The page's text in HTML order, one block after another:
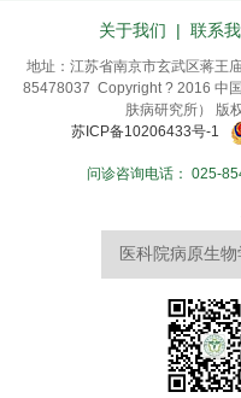
关于我们 | 联系
地址：江苏省南京市玄武区蒋
85478037 Copyright ? 2016 中
肤病研究所） 版
苏ICP备10206433号-1
问诊咨询电话： 025-